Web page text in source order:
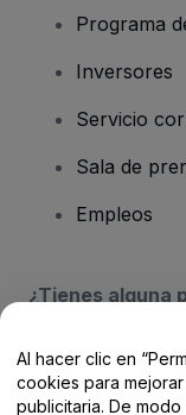
Programa
Inversores
Servicio
Sala de
Empleos
¿Tienes alguna
Centro de
Al hacer clic en
cookies para
publicitaria. De